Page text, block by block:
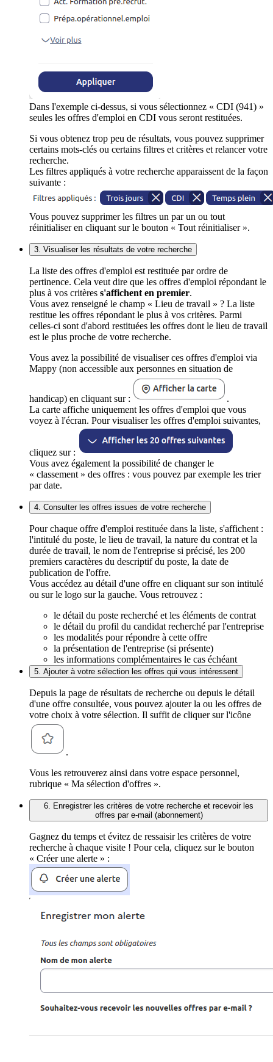
Dans l'exemple ci-dessus, si vous sélectionnez « CDI (941) »
seules les offres d'emploi en CDI vous seront restituées.
Si vous obtenez trop peu de résultats, vous pouvez supprimer
certains mots-clés ou certains filtres et critères et relancer votre
recherche.
Les filtres appliqués à votre recherche apparaissent de la façon
suivante :
Vous pouvez supprimer les filtres un par un ou tout
réinitialiser en cliquant sur le bouton « Tout réinitialiser ».
3. Visualiser les résultats de votre recherche
La liste des offres d'emploi est restituée par ordre de
pertinence. Cela veut dire que les offres d'emploi répondant le
plus à vos critères s'affichent en premier.
Vous avez renseigné le champ « Lieu de travail » ? La liste
restitue les offres répondant le plus à vos critères. Parmi
celles-ci sont d'abord restituées les offres dont le lieu de travail
est le plus proche de votre recherche.
Vous avez la possibilité de visualiser ces offres d'emploi via
Mappy (non accessible aux personnes en situation de
handicap) en cliquant sur :
.
La carte affiche uniquement les offres d'emploi que vous
voyez à l'écran. Pour visualiser les offres d'emploi suivantes,
cliquez sur :
Vous avez également la possibilité de changer le
« classement » des offres : vous pouvez par exemple les trier
par date.
4. Consulter les offres issues de votre recherche
Pour chaque offre d'emploi restituée dans la liste, s'affichent :
l'intitulé du poste, le lieu de travail, la nature du contrat et la
durée de travail, le nom de l'entreprise si précisé, les 200
premiers caractères du descriptif du poste, la date de
publication de l'offre.
Vous accédez au détail d'une offre en cliquant sur son intitulé
ou sur le logo sur la gauche. Vous retrouvez :
le détail du poste recherché et les éléments de contrat
le détail du profil du candidat recherché par l'entreprise
les modalités pour répondre à cette offre
la présentation de l'entreprise (si présente)
les informations complémentaires le cas échéant
5. Ajouter à votre sélection les offres qui vous intéressent
Depuis la page de résultats de recherche ou depuis le détail
d'une offre consultée, vous pouvez ajouter la ou les offres de
votre choix à votre sélection. Il suffit de cliquer sur l'icône
.
Vous les retrouverez ainsi dans votre espace personnel,
rubrique « Ma sélection d'offres ».
6. Enregistrer les critères de votre recherche et recevoir les
offres par e-mail (abonnement)
Gagnez du temps et évitez de ressaisir les critères de votre
recherche à chaque visite ! Pour cela, cliquez sur le bouton
« Créer une alerte » :